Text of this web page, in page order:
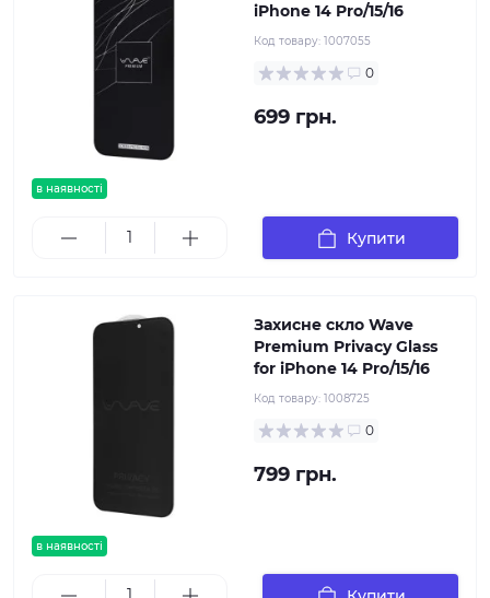
в наявності
iPhone 14 Pro/15/16
Код товару: 1007055
0
699 грн.
Купити
в наявності
Захисне скло Wave
Premium Privacy Glass
for iPhone 14 Pro/15/16
Код товару: 1008725
0
799 грн.